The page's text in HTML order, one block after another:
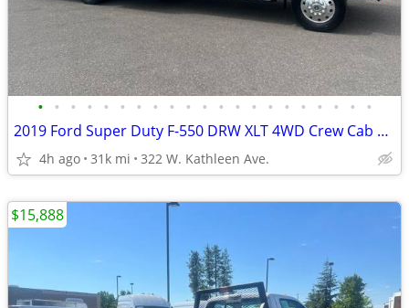
• • • • • • • • • • • • • • • • • • • • •
2019 Ford Super Duty F-550 DRW XLT 4WD Crew Cab 203 WB 84 CA
4h ago 31k mi 322 W. Kathleen Ave.
$15,888